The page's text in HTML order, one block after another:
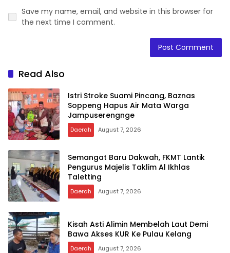
Save my name, email, and website in this browser for
the next time I comment.
Read Also
Istri Stroke Suami Pincang, Baznas
Soppeng Hapus Air Mata Warga
Jampuserengnge
Daerah August 7, 2026
Semangat Baru Dakwah, FKMT Lantik
Pengurus Majelis Taklim Al Ikhlas
Taletting
Daerah August 7, 2026
Kisah Asti Alimin Membelah Laut Demi
Bawa Akses KUR Ke Pulau Kelang
Daerah August 7, 2026